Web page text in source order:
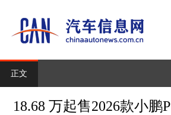
正文
18.68 万起售2026款小鹏